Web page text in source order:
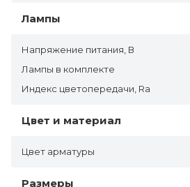
Лампы
Напряжение питания, В
Лампы в комплекте
Индекс цветопередачи, Ra
Цвет и материал
Цвет арматуры
Размеры